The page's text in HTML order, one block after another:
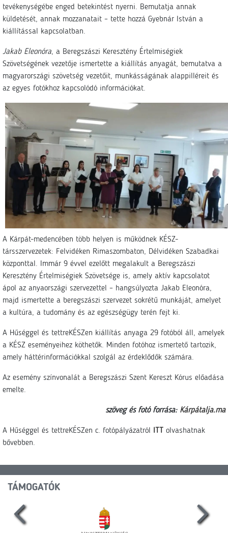
tevékenységébe enged betekintést nyerni. Bemutatja annak
küldetését, annak mozzanatait – tette hozzá Gyebnár István a
kiállítással kapcsolatban.
Jakab Eleonóra, a Beregszászi Keresztény Értelmiségiek
Szövetségének vezetője ismertette a kiállítás anyagát, bemutatva a
magyarországi szövetség vezetőit, munkásságának alappilléreit és
az egyes fotókhoz kapcsolódó információkat.
A Kárpát-medencében több helyen is működnek KÉSZ-
társszervezetek: Felvidéken Rimaszombaton, Délvidéken Szabadkai
központtal. Immár 9 évvel ezelőtt megalakult a Beregszászi
Keresztény Értelmiségiek Szövetsége is, amely aktív kapcsolatot
ápol az anyaországi szervezettel – hangsúlyozta Jakab Eleonóra,
majd ismertette a beregszászi szervezet sokrétű munkáját, amelyet
a kultúra, a tudomány és az egészségügy terén fejt ki.
A Hűséggel és tettreKÉSZen kiállítás anyaga 29 fotóból áll, amelyek
a KÉSZ eseményeihez köthetők. Minden fotóhoz ismertető tartozik,
amely háttérinformációkkal szolgál az érdeklődők számára.
Az esemény színvonalát a Beregszászi Szent Kereszt Kórus előadása
emelte.
szöveg és fotó forrása: Kárpátalja.ma
A Hűséggel és tettreKÉSZen c. fotópályázatról ITT olvashatnak
bővebben.
TÁMOGATÓK